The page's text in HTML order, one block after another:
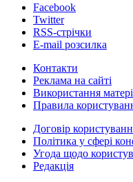
Facebook
Twitter
RSS-стрічки
E-mail розсилка
Контакти
Реклама на сайті
Використання
Правила
Договір
Політика у сфері
Угода щодо
Редакція